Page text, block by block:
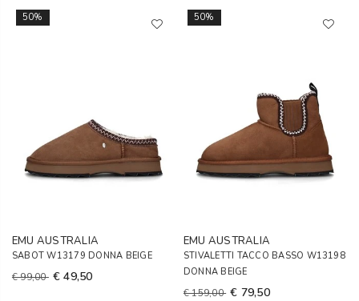
50%
EMU AUSTRALIA
SABOT W13179 DONNA BEIGE
€ 99,00 € 49,50
50%
EMU AUSTRALIA
STIVALETTI TACCO BASSO W13198
DONNA BEIGE
€ 159,00 € 79,50